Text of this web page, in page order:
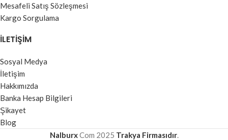
Mesafeli Satış Sözleşmesi
Kargo Sorgulama
İLETIŞIM
Sosyal Medya
İletişim
Hakkımızda
Banka Hesap Bilgileri
Şikayet
Blog
NalburxCom 2025 Trakya Firmasıdır.